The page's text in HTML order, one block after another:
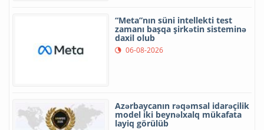
“Meta”nın süni intellekti test
zamanı başqa şirkətin sisteminə
daxil olub
06-08-2026
Azərbaycanın rəqəmsal idarəçilik
model iki beynəlxalq mükafata
layiq görülüb